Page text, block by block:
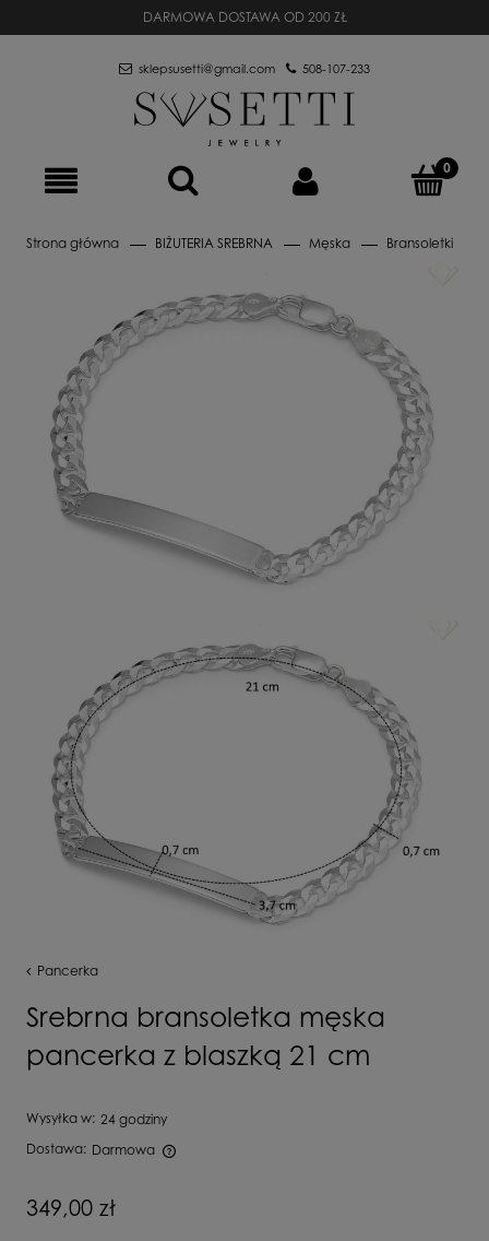
DARMOWA DOSTAWA OD 200 ZŁ
sklepsusetti@gmail.com 508-107-233
Strona główna BIŻUTERIA SREBRNA Męska Bransoletki
Pancerka
Srebrna bransoletka męska
pancerka z blaszką 21 cm
Wysyłka w: 24 godziny
Dostawa: Darmowa
349,00 zł